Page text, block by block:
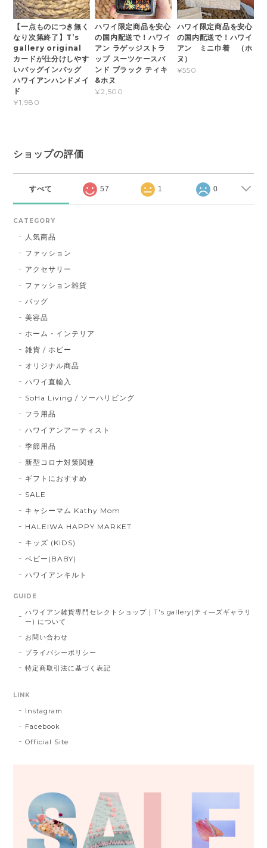
【一点ものにつき無く
なり次第終了】T’s
gallery original
カードが仕分けしやす
いバッグインバッグ
ハワイアンハンドメイ
ド
¥1,980
ハワイ限定商品を安心
の国内配送で！ハワイ
アン ラゲッジストラ
ップ スーツケースバ
ンド ブラック ティキ
&ホヌ
¥2,500
ハワイ限定商品を安心
の国内配送で！ハワイ
アン ミニ巾着 （ホ
ヌ）
¥550
ショップの評価
すべて 57 1 0
CATEGORY
人気商品
ファッション
アクセサリー
ファッション雑貨
バッグ
美容品
ホーム・インテリア
雑貨 / ホビー
オリジナル商品
ハワイ直輸入
SoHa Living / ソーハリビング
フラ用品
ハワイアンアーティスト
季節用品
新型コロナ対策関連
ギフトにおすすめ
SALE
キャシーマム Kathy Mom
HALEIWA HAPPY MARKET
キッズ (KIDS)
ベビー(BABY)
ハワイアンキルト
GUIDE
ハワイアン雑貨専門セレクトショップ｜T's gallery(ティ―ズギャラリ
ー) について
お問い合わせ
プライバシーポリシー
特定商取引法に基づく表記
LINK
Instagram
Facebook
Official Site